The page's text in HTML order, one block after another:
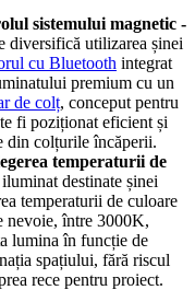
sistemului magnetic -
diversifică utilizarea șinei
cu Bluetooth integrat
premium cu un
de colț, conceput pentru
fi poziționat eficient și
din colțurile încăperii.
temperaturii de
destinate șinei
temperaturii de culoare
nevoie, între 3000K,
lumina în funcție de
spațiului, fără riscul
rece pentru proiect.